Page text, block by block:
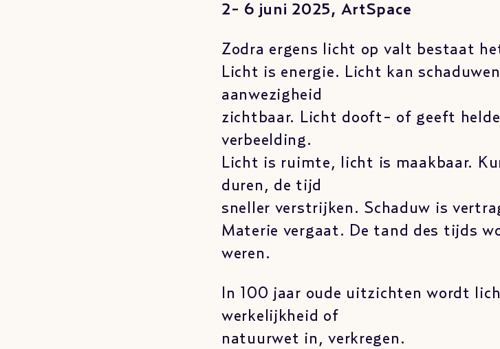
2- 6 juni 2025, ArtSpace
Zodra ergens licht op valt bestaat
Licht is energie. Licht kan
aanwezigheid
zichtbaar. Licht dooft- of geeft
verbeelding.
Licht is ruimte, licht is maakbaar.
duren, de tijd
sneller verstrijken. Schaduw is
Materie vergaat. De tand des tijds
weren.
In 100 jaar oude uitzichten wordt
werkelijkheid of
natuurwet in, verkregen.